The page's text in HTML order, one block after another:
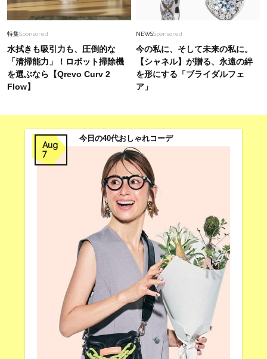
特集Sponsored
水拭きも吸引力も、圧倒的な
「清掃能力」！ロボット掃除機
を選ぶなら【Qrevo Curv 2
Flow】
NEWSSponsored
今の私に、そして未来の私に。
【シャネル】が贈る、永遠の絆
を形にする「ブライダルフェ
ア」
Aug
7
今日の40代おしゃれコーデ